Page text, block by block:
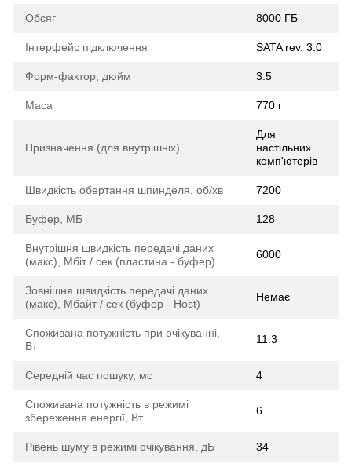
Обсяг 8000 ГБ
Інтерфейс підключення SATA rev. 3.0
Форм-фактор, дюйм 3.5
Маса 770 г
Призначення (для внутрішніх)
Для
настільних
комп'ютерів
Швидкість обертання шпинделя, об/хв 7200
Буфер, МБ 128
Внутрішня швидкість передачі даних
(макс), Мбіт / сек (пластина - буфер)
6000
Зовнішня швидкість передачі даних
(макс), Мбайт / сек (буфер - Host)
Немає
Споживана потужність при очікуванні,
Вт
11.3
Середній час пошуку, мс 4
Споживана потужність в режимі
збереження енергії, Вт
6
Рівень шуму в режимі очікування, дБ 34